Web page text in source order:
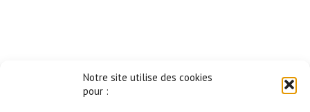
Notre site utilise des cookies
pour :